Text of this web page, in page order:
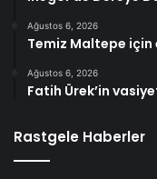
Ağustos 6, 2026
Temiz Maltepe
Ağustos 6, 2026
Fatih Ürek’in
Rastgele Haberler